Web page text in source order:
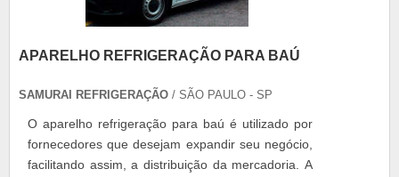
APARELHO REFRIGERAÇÃO PARA BAÚ
SAMURAI REFRIGERAÇÃO / SÃO PAULO - SP
O aparelho refrigeração para baú é utilizado por
fornecedores que desejam expandir seu negócio,
facilitando assim, a distribuição da mercadoria. A